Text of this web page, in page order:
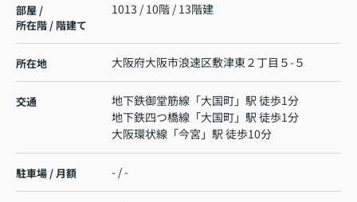
部屋 /
所在階 / 階建て
1013 / 10階 / 13階建
所在地 大阪府大阪市浪速区敷津東 ２丁目５-５
交通 地下鉄御堂筋線 「大国町」駅 徒歩1分
地下鉄四つ橋線 「大国町」駅 徒歩1分
大阪環状線 「今宮 」駅 徒歩10分
駐車場 / 月額 - / -